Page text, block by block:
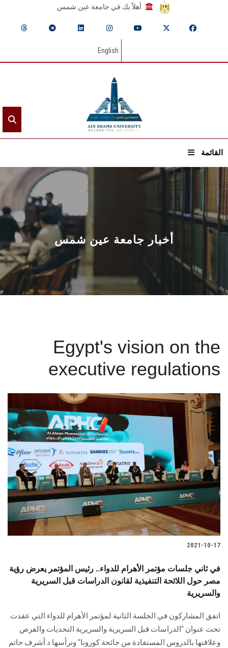
أهلاً بك في جامعة عين شمس
English
القائمة
الرئيسيـة
عن الجامعة
القطاعـات
الشئون الأكاديمية
البحث العلمي
المراكز والوحدات
الأنظمة الذكية
الإعلام
تواصل معنا
الطلاب
هيئة التدريس
الدراسات العليا
الموظفون
سجل الان
أخبار جامعة عين شمس
Egypt's vision on the
executive regulations
2021-10-17
في ثاني جلسات مؤتمر الأهرام للدواء.. رئيس المؤتمر يعرض رؤية
مصر حول اللائحة التنفيذية لقانون الدراسات قبل السريرية
والسريرية
اتفق المشاركون في الجلسة الثانية لمؤتمر الأهرام للدواء التي عقدت
تحت عنوان "الدراسات قبل السريرية والسريرية التحديات والفرص
وعلاقتها بالدروس المستفادة من جائحة كورونا" وترأسها د.أشرف حاتم